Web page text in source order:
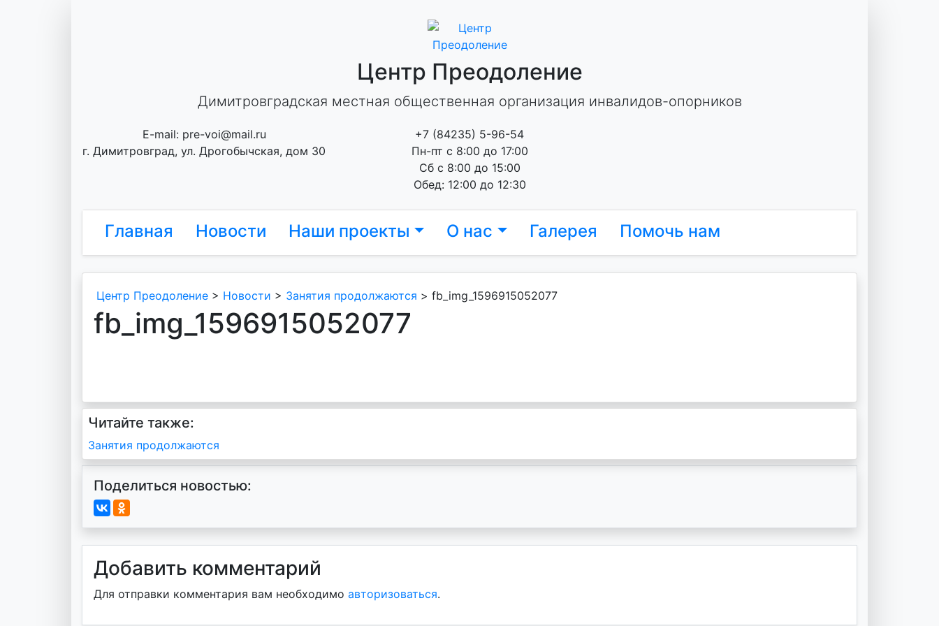
Центр Преодоление
Димитровградская местная общественная организация инвалидов-опорников
E-mail: pre-voi@mail.ru
г. Димитровград, ул. Дрогобычская, дом 30
+7 (84235) 5-96-54
Пн-пт с 8:00 до 17:00
Сб с 8:00 до 15:00
Обед: 12:00 до 12:30
Главная Новости Наши проекты О нас Галерея Помочь нам
Центр Преодоление > Новости > Занятия продолжаются > fb_img_1596915052077
fb_img_1596915052077
Читайте также:
Навигация
по
записям
Занятия продолжаются
Поделиться новостью:
Добавить комментарий
Для отправки комментария вам необходимо авторизоваться.